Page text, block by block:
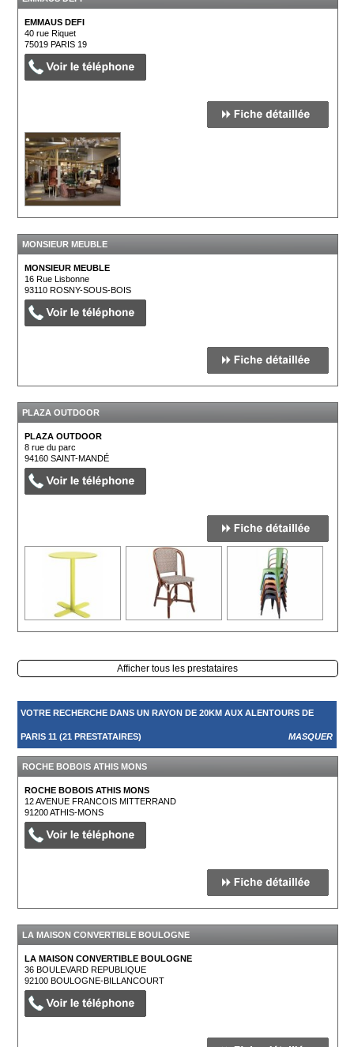
EMMAUS DEFI
40 rue Riquet
75019PARIS 19
MONSIEUR MEUBLE
MONSIEUR MEUBLE
16 Rue Lisbonne
93110ROSNY-SOUS-BOIS
PLAZA OUTDOOR
PLAZA OUTDOOR
8 rue du parc
94160SAINT-MANDÉ
Afficher tous les prestataires
VOTRE RECHERCHE DANS UN RAYON DE 20KM AUX ALENTOURS DE
PARIS 11 (21 PRESTATAIRES) MASQUER
ROCHE BOBOIS ATHIS MONS
ROCHE BOBOIS ATHIS MONS
12 AVENUE FRANCOIS MITTERRAND
91200ATHIS-MONS
LA MAISON CONVERTIBLE BOULOGNE
LA MAISON CONVERTIBLE BOULOGNE
36 BOULEVARD REPUBLIQUE
92100BOULOGNE-BILLANCOURT